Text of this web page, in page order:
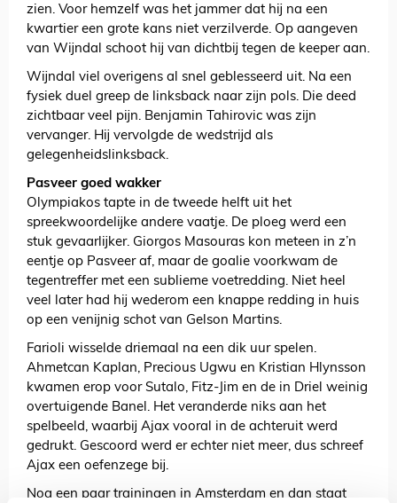
zien. Voor hemzelf was het jammer dat hij na een
kwartier een grote kans niet verzilverde. Op aangeven
van Wijndal schoot hij van dichtbij tegen de keeper aan.
Wijndal viel overigens al snel geblesseerd uit. Na een
fysiek duel greep de linksback naar zijn pols. Die deed
zichtbaar veel pijn. Benjamin Tahirovic was zijn
vervanger. Hij vervolgde de wedstrijd als
gelegenheidslinksback.
Pasveer goed wakker
Olympiakos tapte in de tweede helft uit het
spreekwoordelijke andere vaatje. De ploeg werd een
stuk gevaarlijker. Giorgos Masouras kon meteen in z’n
eentje op Pasveer af, maar de goalie voorkwam de
tegentreffer met een sublieme voetredding. Niet heel
veel later had hij wederom een knappe redding in huis
op een venijnig schot van Gelson Martins.
Farioli wisselde driemaal na een dik uur spelen.
Ahmetcan Kaplan, Precious Ugwu en Kristian Hlynsson
kwamen erop voor Sutalo, Fitz-Jim en de in Driel weinig
overtuigende Banel. Het veranderde niks aan het
spelbeeld, waarbij Ajax vooral in de achteruit werd
gedrukt. Gescoord werd er echter niet meer, dus schreef
Ajax een oefenzege bij.
Nog een paar trainingen in Amsterdam en dan staat